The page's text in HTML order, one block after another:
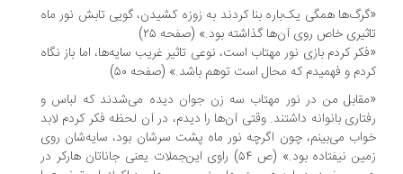
همگی یک‌باره بنا کردند به زوزه کشیدن، گویی تابش نور ماه
خاص روی آن‌ها گذاشته بود.» (صفحه ۲۵)
کردم بازی نور مهتاب است، نوعی تاثیر غریب سایه‌ها، اما باز نگاه
و فهمیدم که محال است توهم باشد.» (صفحه ۵۰)
من در نور مهتاب سه زن جوان دیده می‌شدند که لباس و
بانوانه داشتند. وقتی آن‌ها را دیدم، در آن لحظه فکر کردم لابد
می‌بینم، چون اگرچه نور ماه پشت سرشان بود، سایه‌شان روی
زمین نیفتاده بود.» (ص ۵۴) راوی این‌جملات یعنی جاناتان هارکر در